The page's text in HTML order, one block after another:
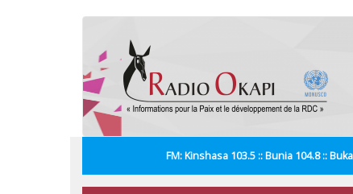
FM: Kinshasa 103.5 :: Bunia 104.8 ::